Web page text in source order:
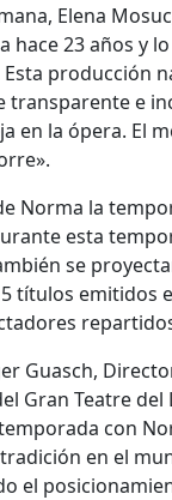
Elena
hace 23 años y
producción
e
en la ópera. El
Norma la
esta
se
títulos emitidos
Guasch,
Gran Teatre
con
en el
el